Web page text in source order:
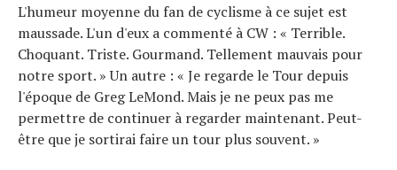
L'humeur moyenne du fan de cyclisme à ce sujet est
maussade. L'un d'eux a commenté à CW : « Terrible.
Choquant. Triste. Gourmand. Tellement mauvais pour
notre sport. » Un autre : « Je regarde le Tour depuis
l'époque de Greg LeMond. Mais je ne peux pas me
permettre de continuer à regarder maintenant. Peut-
être que je sortirai faire un tour plus souvent. »